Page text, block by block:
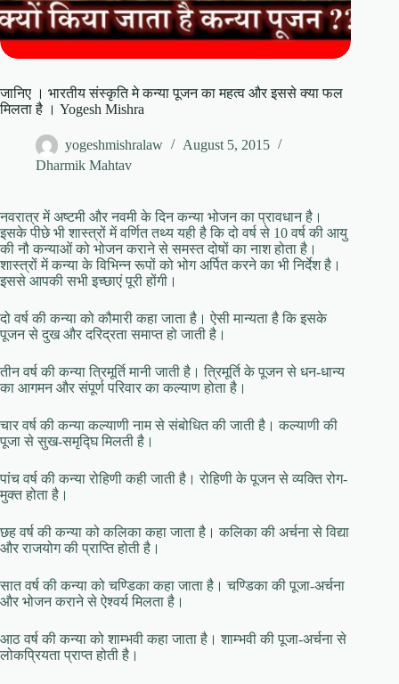
जानिए । भारतीय संस्कृति मे कन्या पूजन का महत्व और इससे क्या फल
मिलता है । Yogesh Mishra
yogeshmishralaw
August 5, 2015
Dharmik Mahtav
नवरात्र में अष्टमी और नवमी के दिन कन्या भोजन का प्रावधान है।
इसके पीछे भी शास्त्रों में वर्णित तथ्य यही है कि दो वर्ष से 10 वर्ष की आयु
की नौ कन्याओं को भोजन कराने से समस्त दोषों का नाश होता है।
शास्त्रों में कन्या के विभिन्न रूपों को भोग अर्पित करने का भी निर्देश है।
इससे आपकी सभी इच्छाएं पूरी होंगी।
दो वर्ष की कन्या को कौमारी कहा जाता है। ऐसी मान्यता है कि इसके
पूजन से दुख और दरिद्रता समाप्त हो जाती है।
तीन वर्ष की कन्या त्रिमूर्ति मानी जाती है। त्रिमूर्ति के पूजन से धन-धान्य
का आगमन और संपूर्ण परिवार का कल्याण होता है।
चार वर्ष की कन्या कल्याणी नाम से संबोधित की जाती है। कल्याणी की
पूजा से सुख-समृद्घि मिलती है।
पांच वर्ष की कन्या रोहिणी कही जाती है। रोहिणी के पूजन से व्यक्ति रोग-
मुक्त होता है।
छह वर्ष की कन्या को कलिका कहा जाता है। कलिका की अर्चना से विद्या
और राजयोग की प्राप्ति होती है।
सात वर्ष की कन्या को चण्डिका कहा जाता है। चण्डिका की पूजा-अर्चना
और भोजन कराने से ऐश्वर्य मिलता है।
आठ वर्ष की कन्या को शाम्भवी कहा जाता है। शाम्भवी की पूजा-अर्चना से
लोकप्रियता प्राप्त होती है।